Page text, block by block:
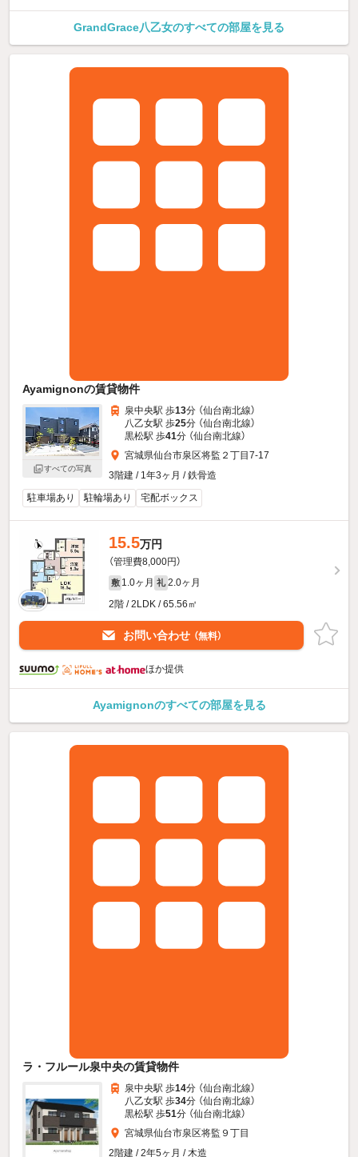
GrandGrace八乙女のすべての部屋を見る
Ayamignonの賃貸物件
すべての写真
泉中央駅 歩13分 （仙台南北線）
八乙女駅 歩25分 （仙台南北線）
黒松駅 歩41分 （仙台南北線）
宮城県仙台市泉区将監２丁目7-17
3階建 / 1年3ヶ月 / 鉄骨造
駐車場あり
駐輪場あり 宅配ボックス
15.5万円
（管理費8,000円）
敷 1.0ヶ月 礼 2.0ヶ月
2階 / 2LDK / 65.56㎡
お問い合わせ （無料）
ほか提供
Ayamignonのすべての部屋を見る
ラ・フルール泉中央の賃貸物件
泉中央駅 歩14分 （仙台南北線）
八乙女駅 歩34分 （仙台南北線）
黒松駅 歩51分 （仙台南北線）
宮城県仙台市泉区将監９丁目
2階建 / 2年5ヶ月 / 木造